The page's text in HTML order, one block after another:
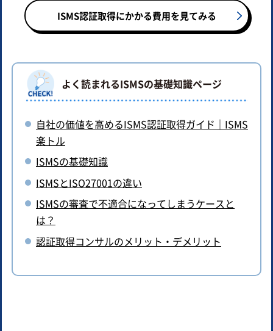
ISMS認証取得にかかる費用を見てみる
よく読まれるISMSの基礎知識ページ
自社の価値を高めるISMS認証取得ガイド｜ISMS
楽トル
ISMSの基礎知識
ISMSとISO27001の違い
ISMSの審査で不適合になってしまうケースと
は？
認証取得コンサルのメリット・デメリット